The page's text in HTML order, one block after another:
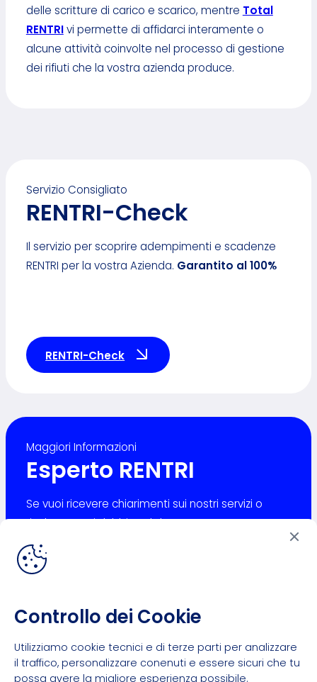
delle scritture di carico e scarico, mentre Total
RENTRIvi permette di affidarci interamente o
alcune attività coinvolte nel processo di gestione
dei rifiuti che la vostra azienda produce.
Servizio Consigliato
RENTRI-Check
Il servizio per scoprire adempimenti e scadenze
RENTRI per la vostra Azienda. Garantito al 100%
RENTRI-Check
Maggiori Informazioni
Esperto RENTRI
Se vuoi ricevere chiarimenti sui nostri servizi o
risolvere ogni dubbio sul decreto RENTRIcontatta
i nostri esperti.
Controllo dei Cookie
Utilizziamo cookie tecnici e di terze parti per analizzare
il traffico, personalizzare conenuti e essere sicuri che tu
possa avere la migliore esperienza possibile.